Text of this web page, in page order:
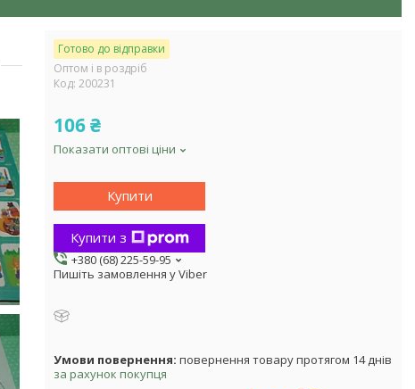
Готово до відправки
Оптом і в роздріб
Код: 200231
106 ₴
Показати оптові ціни
Купити
Купити з
+380 (68) 225-59-95
Пишіть замовлення у Viber
повернення товару протягом 14 днів
за рахунок покупця